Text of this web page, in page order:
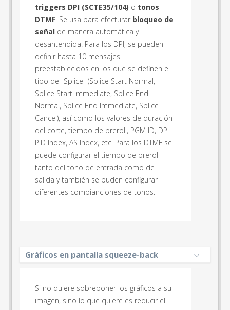
triggers DPI (SCTE35/104) o tonos
DTMF . Se usa para efecturar bloqueo de
señal de manera automática y
desantendida. Para los DPI, se pueden
definir hasta 10 mensajes
preestablecidos en los que se definen el
tipo de "Splice" (Splice Start Normal,
Splice Start Immediate, Splice End
Normal, Splice End Immediate, Splice
Cancel), así como los valores de duración
del corte, tiempo de preroll, PGM ID, DPI
PID Index, AS Index, etc. Para los DTMF se
puede configurar el tiempo de preroll
tanto del tono de entrada como de
salida y también se puden configurar
diferentes combianciones de tonos.
Gráficos en pantalla squeeze-back
Si no quiere sobreponer los gráficos a su
imagen, sino lo que quiere es reducir el